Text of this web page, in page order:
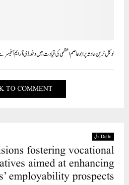
لوکل ٹرین حادثہ پر ابوعاصم اعظمی کی قیادت میں وفد ڈی آر ایم آفیسر
TO COMMENT
Delhi دہلی
fostering vocational
aimed at enhancing
employability prospects.